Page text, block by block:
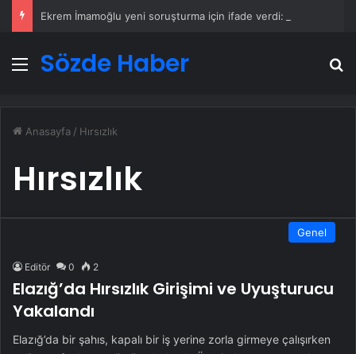
Menü
Sözde Haber
Anasayfa / Hırsızlık
Hırsızlık
Genel
Editör 0 2
Elazığ’da Hırsızlık Girişimi ve Uyuşturucu
Yakalandı
Elazığ’da bir şahıs, kapalı bir iş yerine zorla girmeye çalışırken